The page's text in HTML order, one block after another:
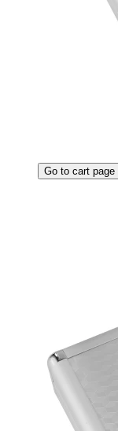
Go to cart page